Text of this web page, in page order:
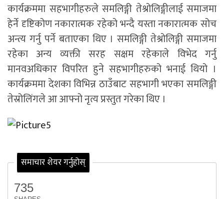
कार्यक्रममा सहभागीहरुले समलिङ्गी तेश्रोलिङ्गीलाई समाजमा
हेर्ने दृष्टिकोण नकारात्मक रहेको भन्दै यस्ता नकारात्मक सोच
अन्त्य गर्नु पर्ने बताएका थिए । समलिङ्गी तेश्रोलिङ्गी समाजमा
रहेका अन्य व्यक्ती सरह सक्षम रहेकाले विभेद गर्नु
मानवअधिकार विपरित हुने सहभागीहरुको भनाई थियो ।
कार्यक्रममा देशका विभिन्न ठाउँबाट सहभागी भएका समलिङ्गी
तेस्रोलिंगले आ आफ्नो नृत्य प्रस्तुत गरेका थिए ।
समाचार शेयर गर्नुहोस्
735